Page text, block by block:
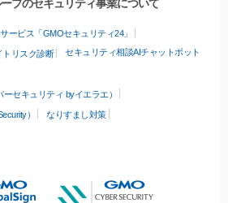
プのセキュリティ事業について
ービス「GMOセキュリティ24」
トリスク診断 セキュリティ相談AIチャットボット
セキュリティ byイエラエ）
）
なりすまし対策